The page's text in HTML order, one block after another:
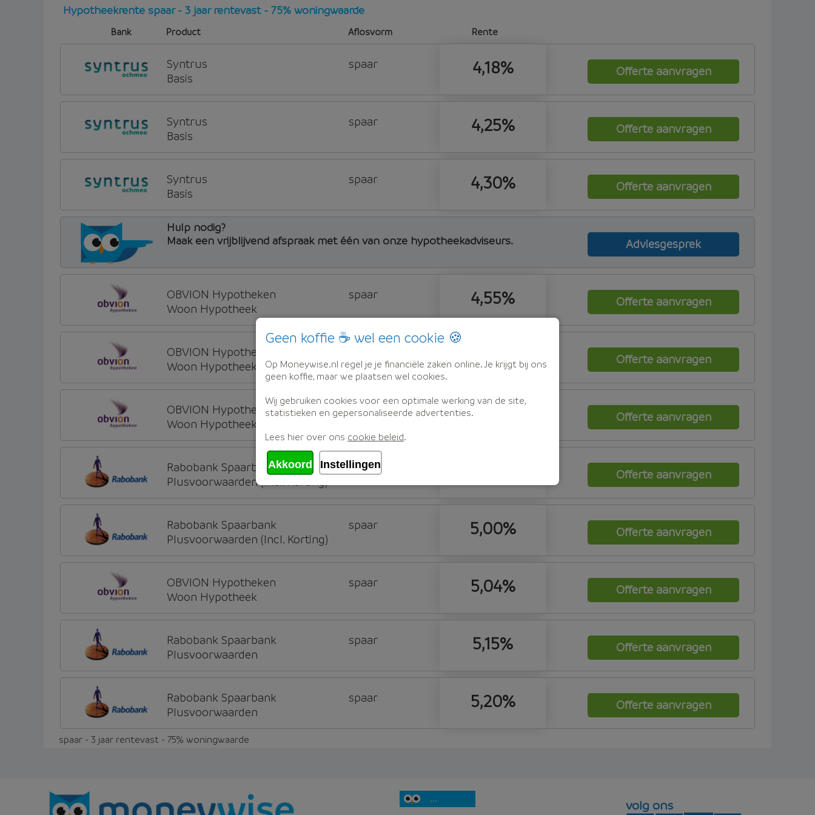
Hypotheekrente spaar - 3 jaar rentevast - 75% woningwaarde
Bank Product Aflosvorm Rente
Syntrus
Basis
spaar 4,18% Offerte aanvragen
Syntrus
Basis
spaar 4,25% Offerte aanvragen
Syntrus
Basis
spaar 4,30% Offerte aanvragen
Hulp nodig?
Maak een vrijblijvend afspraak met één van onze hypotheekadviseurs.
Adviesgesprek
OBVION Hypotheken
Woon Hypotheek
spaar 4,55% Offerte aanvragen
OBVION Hypotheken
Woon Hypotheek
4,56% Offerte aanvragen
OBVION Hypotheken
Woon Hypotheek
spaar 4,57% Offerte aanvragen
Rabobank Spaarbank
Plusvoorwaarden (Incl. Korting)
spaar Offerte aanvragen
Rabobank Spaarbank
Plusvoorwaarden (Incl. Korting)
spaar 5,00% Offerte aanvragen
OBVION Hypotheken
Woon Hypotheek
spaar 5,04% Offerte aanvragen
Rabobank Spaarbank
Plusvoorwaarden
spaar 5,15% Offerte aanvragen
Rabobank Spaarbank
Plusvoorwaarden
spaar 5,20% Offerte aanvragen
spaar - 3 jaar rentevast - 75% woningwaarde
... volg ons
Geen koffie ☕ wel een cookie 🍪
Op Moneywise.nl regel je je financiële zaken online. Je krijgt bij ons
geen koffie, maar we plaatsen wel cookies.
Wij gebruiken cookies voor een optimale werking van de site,
statistieken en gepersonaliseerde advertenties.
Lees hier over ons cookie beleid.
Akkoord Instellingen